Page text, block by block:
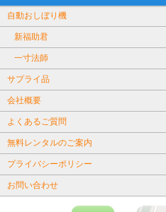
自動おしぼり機
新福助君
一寸法師
サプライ品
会社概要
よくあるご質問
無料レンタルのご案内
プライバシーポリシー
お問い合わせ